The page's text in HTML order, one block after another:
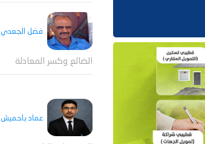
فضل الجعدي
الضالع وكسر المعادلة
عماد باحميش